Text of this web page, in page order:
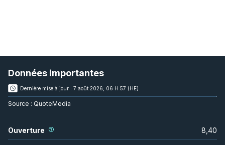
Données importantes
Dernière mise à jour : 7 août 2026, 06 H 57 (HE)
Source : QuoteMedia
Ouverture 8,40